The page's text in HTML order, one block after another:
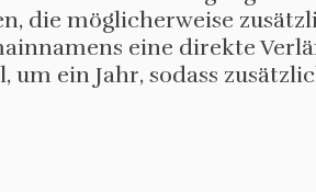
die möglicherweise
eine direkte
ein Jahr, sodass